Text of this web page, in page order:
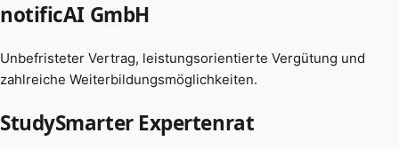
notificAI GmbH
Unbefristeter Vertrag, leistungsorientierte Vergütung und
zahlreiche Weiterbildungsmöglichkeiten.
StudySmarter Expertenrat